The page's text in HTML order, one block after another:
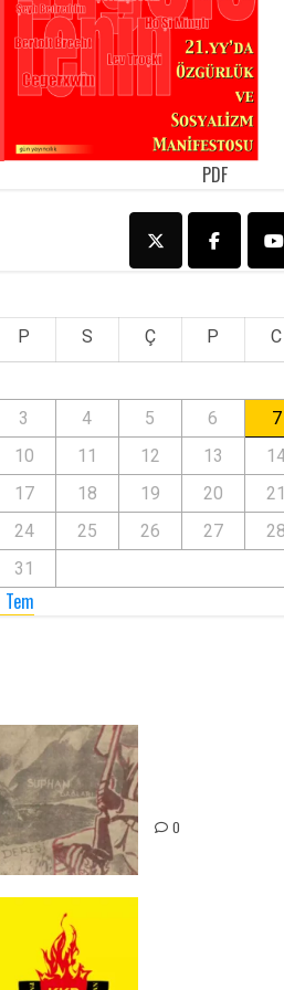
PDF
P S Ç P C
3
4 5 6 7
10
11 12 13
17
18 19 20 21
24
25 26 27 28
31
0